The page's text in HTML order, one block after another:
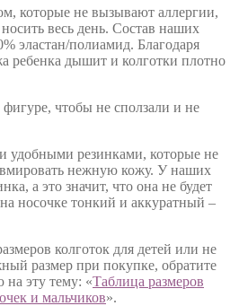
которые не вызывают аллергии,
весь день. Состав наших
эластан/полиамид. Благодаря
ребенка дышит и колготки плотно
чтобы не сползали и не
удобными резинками, которые не
нежную кожу. У наших
а это значит, что она не будет
носочке тонкий и аккуратный –
колготок для детей или не
размер при покупке, обратите
эту тему: «Таблица размеров
и мальчиков».